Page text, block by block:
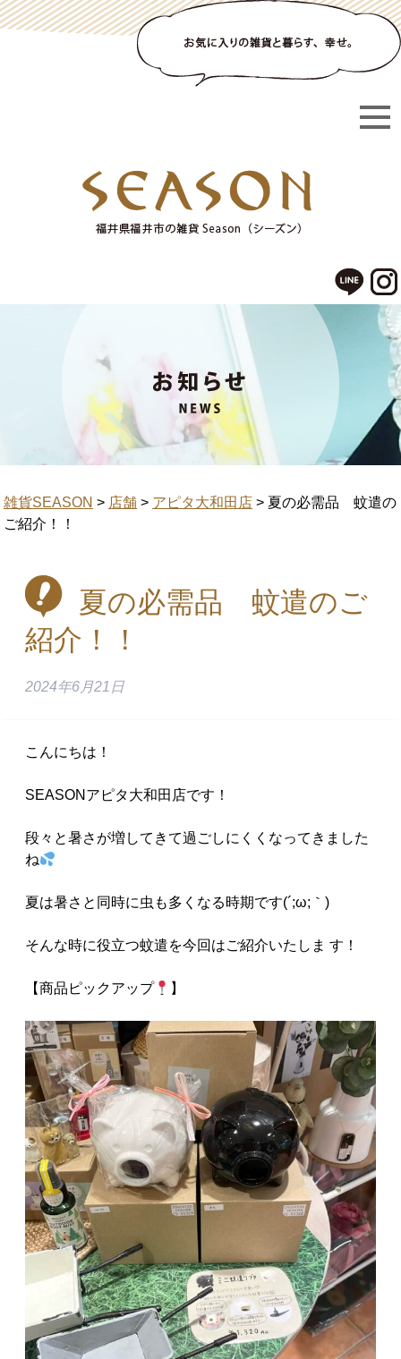
雑貨SEASON > 店舗 > アピタ大和田店 > 夏の必需品 蚊遣の
ご紹介！！
夏の必需品 蚊遣のご
紹介！！
2024年6月21日
こんにちは！
SEASONアピタ大和田店です！
段々と暑さが増してきて過ごしにくくなってきました
ね
夏は暑さと同時に虫も多くなる時期です(´;ω;｀)
そんな時に役立つ蚊遣を今回はご紹介いたしま す！
【商品ピックアップ 】